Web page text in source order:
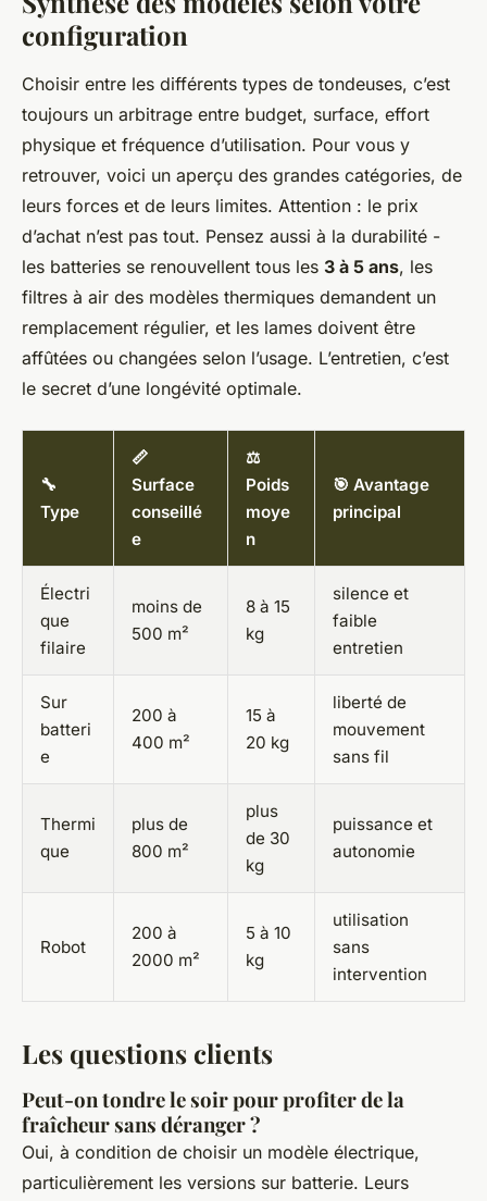
configuration
Choisir entre les différents types de tondeuses, c’est
toujours un arbitrage entre budget, surface, effort
physique et fréquence d’utilisation. Pour vous y
retrouver, voici un aperçu des grandes catégories, de
leurs forces et de leurs limites. Attention : le prix
d’achat n’est pas tout. Pensez aussi à la durabilité -
les batteries se renouvellent tous les 3 à 5 ans, les
filtres à air des modèles thermiques demandent un
remplacement régulier, et les lames doivent être
affûtées ou changées selon l’usage. L’entretien, c’est
le secret d’une longévité optimale.
🔧
Type
📏
Surface
conseillé
e
⚖️
Poids
moye
n
🎯 Avantage
principal
Électri
que
filaire
moins de
500 m²
8 à 15
kg
silence et
faible
entretien
Sur
batteri
e
200 à
400 m²
15 à
20 kg
liberté de
mouvement
sans fil
Thermi
que
plus de
800 m²
plus
de 30
kg
puissance et
autonomie
Robot
200 à
2000 m²
5 à 10
kg
utilisation
sans
intervention
Les questions clients
Peut-on tondre le soir pour profiter de la
fraîcheur sans déranger ?
Oui, à condition de choisir un modèle électrique,
particulièrement les versions sur batterie. Leurs